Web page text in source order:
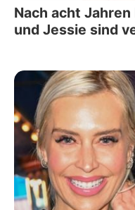
Nach acht
und Jessie sind